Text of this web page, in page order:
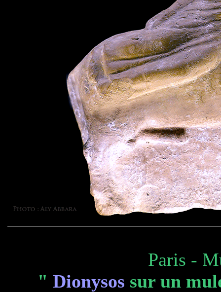
Paris -
" Dionysos sur un